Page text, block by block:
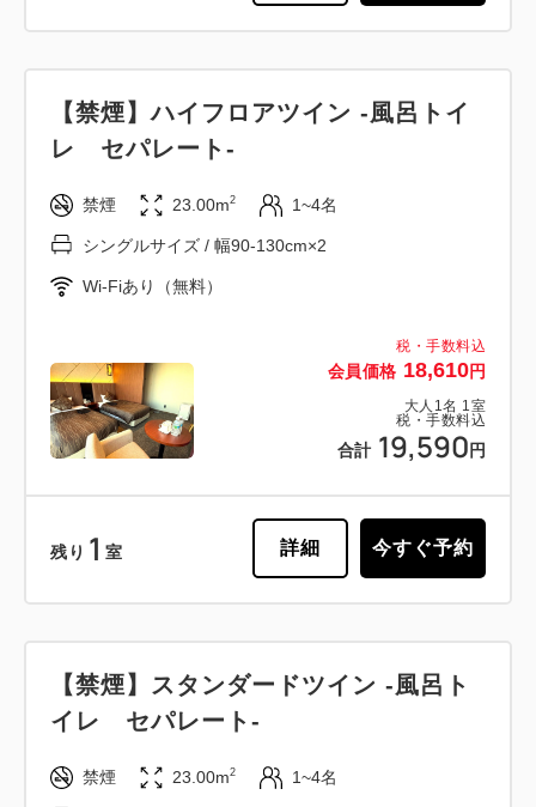
税・手数料込
会員価格 18,610円
大人 1名 1室
税・手数料込
合計 19,590 円
【禁煙】ハイフロアツイン -風呂トイ
レ セパレート-
禁煙 23.00m2 1~4名
シングルサイズ / 幅90-130cm×2
Wi-Fiあり（無料）
残り 1 室 詳細 今すぐ予約
【禁煙】スタンダードツイン -風呂ト
イレ セパレート-
禁煙 23.00m2 1~4名